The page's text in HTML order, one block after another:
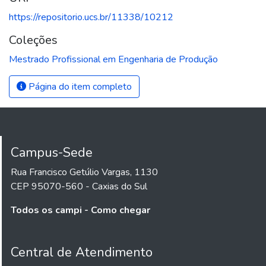
https://repositorio.ucs.br/11338/10212
Coleções
Mestrado Profissional em Engenharia de Produção
Página do item completo
Campus-Sede
Rua Francisco Getúlio Vargas, 1130
CEP 95070-560 - Caxias do Sul
Todos os campi - Como chegar
Central de Atendimento